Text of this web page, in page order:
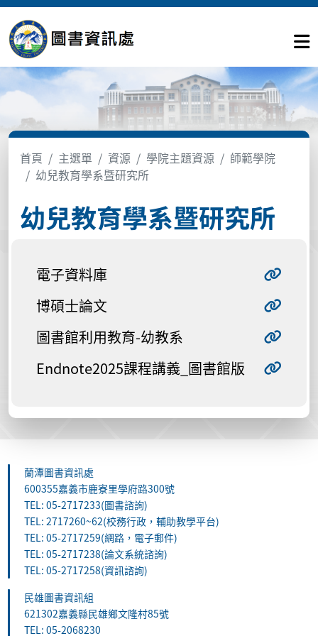
首頁 主選單 資源 學院主題資源
師範學院
幼兒教育學系暨研究所
幼兒教育學系暨研究所
電子資料庫
博碩士論文
圖書館利用教育-幼教系
Endnote2025課程講義_圖書館版
蘭潭圖書資訊處
600355嘉義市鹿寮里學府路300號
TEL: 05-2717233(圖書諮詢)
TEL: 2717260~62(校務行政，輔助教學平台)
TEL: 05-2717259(網路，電子郵件)
TEL: 05-2717238(論文系統諮詢)
TEL: 05-2717258(資訊諮詢)
民雄圖書資訊組
621302嘉義縣民雄鄉文隆村85號
TEL: 05-2068230